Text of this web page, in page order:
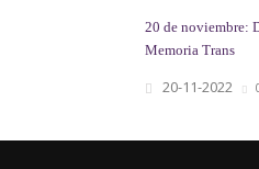
20 de noviembre:
Memoria Trans
20-11-2022